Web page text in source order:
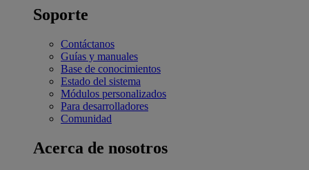
Soporte
Contáctanos
Guías y manuales
Base de conocimientos
Estado del sistema
Módulos personalizados
Para desarrolladores
Comunidad
Acerca de nosotros